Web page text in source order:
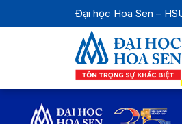
Đại học Hoa Sen –